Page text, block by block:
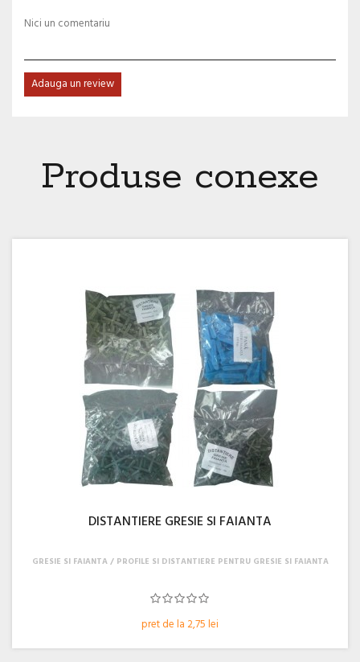
Nici un comentariu
Adauga un review
Produse conexe
DISTANTIERE GRESIE SI FAIANTA
pret de la 2,75 lei
GRESIE SI FAIANTA PROFILE SI DISTANTIERE PENTRU GRESIE SI FAIANTA